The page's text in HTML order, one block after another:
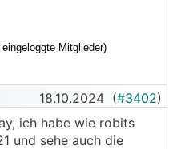
18.10.2024 (#3402)
ich habe wie robits
und sehe auch die